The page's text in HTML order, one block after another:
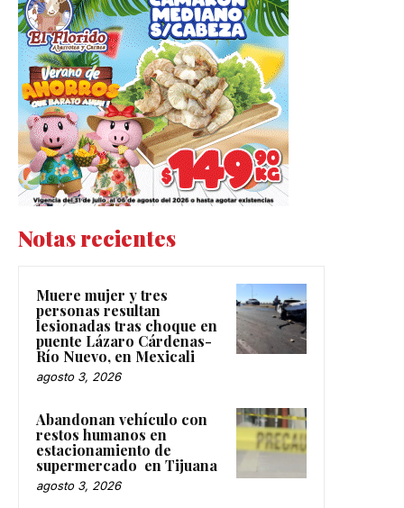
Notas recientes
Muere mujer y tres
personas resultan
lesionadas tras choque en
puente Lázaro Cárdenas-
Río Nuevo, en Mexicali
agosto 3, 2026
Abandonan vehículo con
restos humanos en
estacionamiento de
supermercado en Tijuana
agosto 3, 2026